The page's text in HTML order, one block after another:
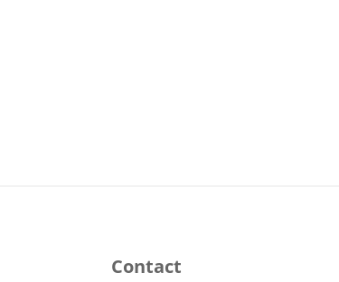
Contact